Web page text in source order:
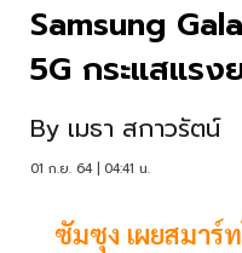
Samsung
5G กระแสแรง
By เมธา สกาวรัตน์
01 ก.ย. 64 | 04:41 น.
ซัมซุง เผยสมา